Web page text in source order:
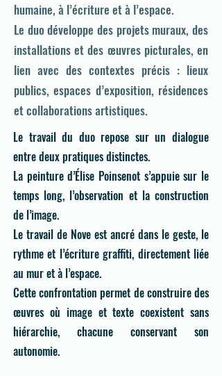
humaine, à l’écriture et à l’espace.
Le duo développe des projets muraux, des
installations et des œuvres picturales, en
lien avec des contextes précis : lieux
publics, espaces d’exposition, résidences
et collaborations artistiques.
Le travail du duo repose sur un dialogue
entre deux pratiques distinctes.
La peinture d’Élise Poinsenot s’appuie sur le
temps long, l’observation et la construction
de l’image.
Le travail de Nove est ancré dans le geste, le
rythme et l’écriture graffiti, directement liée
au mur et à l’espace.
Cette confrontation permet de construire des
œuvres où image et texte coexistent sans
hiérarchie, chacune conservant son
autonomie.